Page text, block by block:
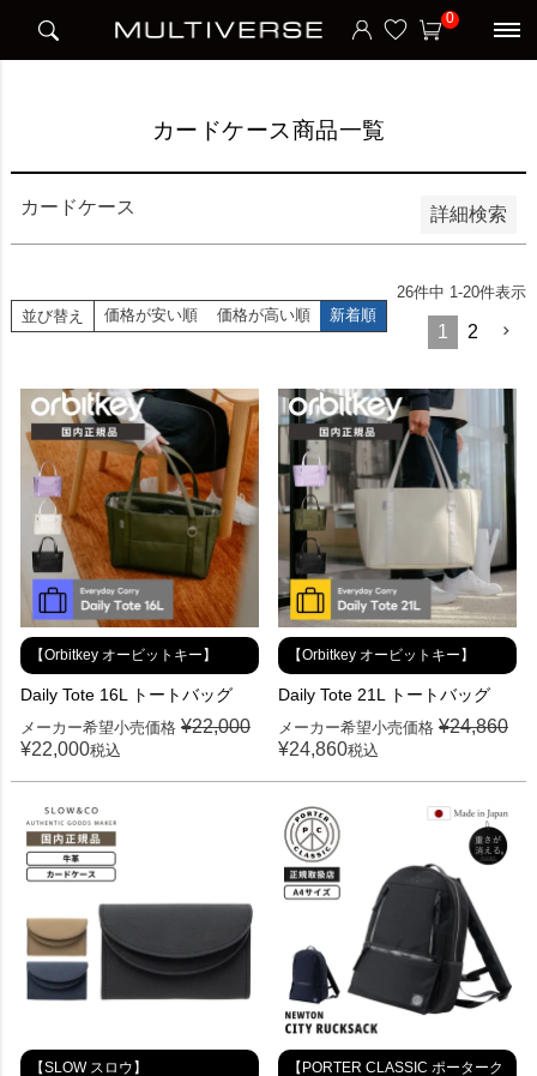
0
カードケース商品一覧
カードケース 詳細検索
並び順
新着順
並び替え 価格が安い順 価格が高い順 新着順
26件中 1-20件表示
1 2
【Orbitkey オービットキー】
Daily Tote 16L トートバッグ
メーカー希望小売価格 ¥22,000
¥22,000税込
【Orbitkey オービットキー】
Daily Tote 21L トートバッグ
メーカー希望小売価格 ¥24,860
¥24,860税込
【SLOW スロウ】
【PORTER CLASSIC ポーターク